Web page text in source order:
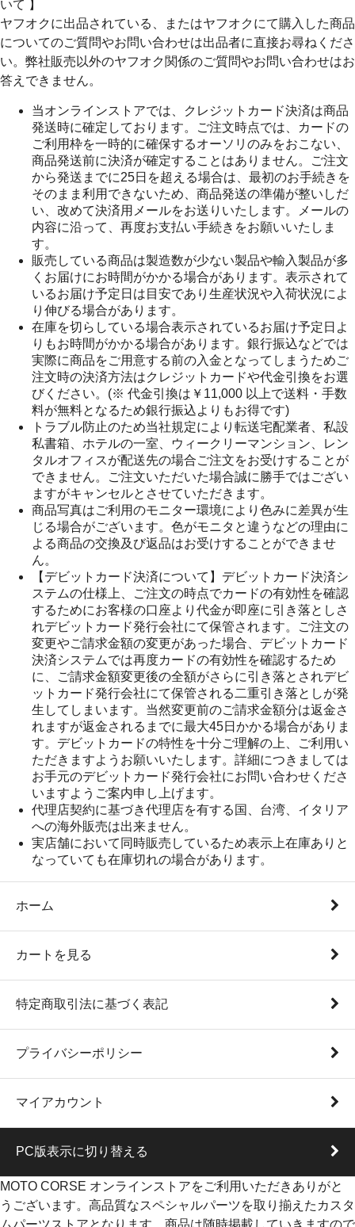
いて 】
ヤフオクに出品されている、またはヤフオクにて購入した商品
についてのご質問やお問い合わせは出品者に直接お尋ねくださ
い。弊社販売以外のヤフオク関係のご質問やお問い合わせはお
答えできません。
当オンラインストアでは、クレジットカード決済は商品
発送時に確定しております。ご注文時点では、カードの
ご利用枠を一時的に確保するオーソリのみをおこない、
商品発送前に決済が確定することはありません。ご注文
から発送までに25日を超える場合は、最初のお手続きを
そのまま利用できないため、商品発送の準備が整いしだ
い、改めて決済用メールをお送りいたします。メールの
内容に沿って、再度お支払い手続きをお願いいたしま
す。
販売している商品は製造数が少ない製品や輸入製品が多
くお届けにお時間がかかる場合があります。表示されて
いるお届け予定日は目安であり生産状況や入荷状況によ
り伸びる場合があります。
在庫を切らしている場合表示されているお届け予定日よ
りもお時間がかかる場合があります。銀行振込などでは
実際に商品をご用意する前の入金となってしまうためご
注文時の決済方法はクレジットカードや代金引換をお選
びください。(※ 代金引換は￥11,000 以上で送料・手数
料が無料となるため銀行振込よりもお得です)
トラブル防止のため当社規定により転送宅配業者、私設
私書箱、ホテルの一室、ウィークリーマンション、レン
タルオフィスが配送先の場合ご注文をお受けすることが
できません。ご注文いただいた場合誠に勝手ではござい
ますがキャンセルとさせていただきます。
商品写真はご利用のモニター環境により色みに差異が生
じる場合がございます。色がモニタと違うなどの理由に
よる商品の交換及び返品はお受けすることができませ
ん。
【デビットカード決済について】デビットカード決済シ
ステムの仕様上、ご注文の時点でカードの有効性を確認
するためにお客様の口座より代金が即座に引き落としさ
れデビットカード発行会社にて保管されます。ご注文の
変更やご請求金額の変更があった場合、デビットカード
決済システムでは再度カードの有効性を確認するため
に、ご請求金額変更後の全額がさらに引き落とされデビ
ットカード発行会社にて保管される二重引き落としが発
生してしまいます。当然変更前のご請求金額分は返金さ
れますが返金されるまでに最大45日かかる場合がありま
す。デビットカードの特性を十分ご理解の上、ご利用い
ただきますようお願いいたします。詳細につきましては
お手元のデビットカード発行会社にお問い合わせくださ
いますようご案内申し上げます。
代理店契約に基づき代理店を有する国、台湾、イタリア
への海外販売は出来ません。
実店舗において同時販売しているため表示上在庫ありと
なっていても在庫切れの場合があります。
ホーム
カートを見る
特定商取引法に基づく表記
プライバシーポリシー
マイアカウント
PC版表示に切り替える
MOTO CORSE オンラインストアをご利用いただきありがと
うございます。高品質なスペシャルパーツを取り揃えたカスタ
ムパーツストアとなります。商品は随時掲載していきますので